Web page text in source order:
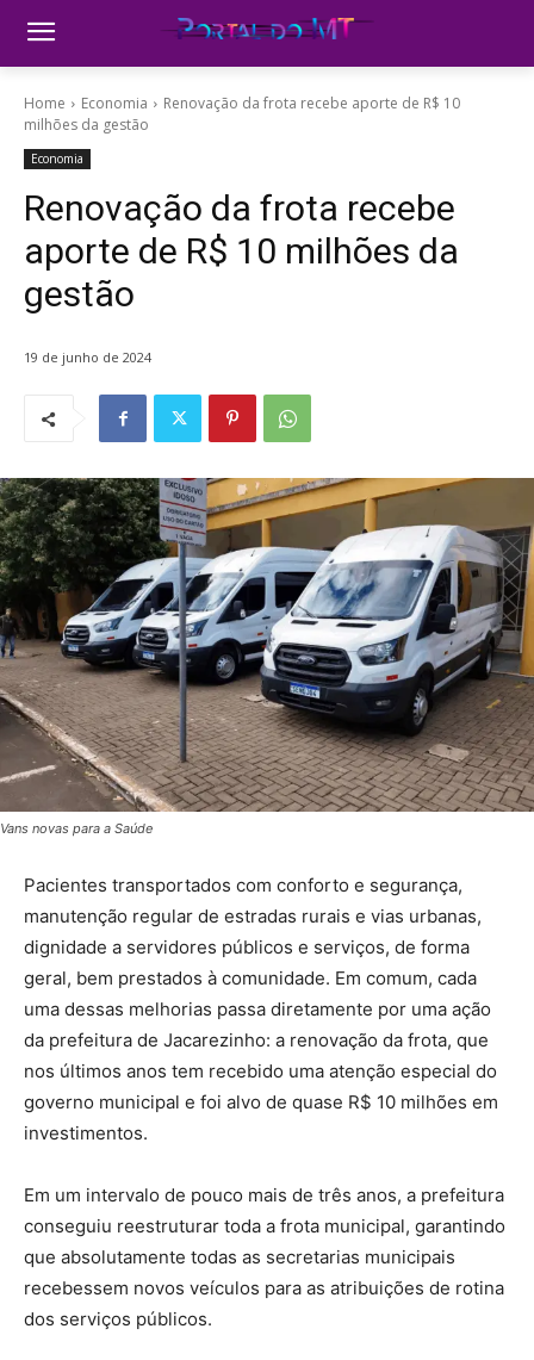
Home Economia
Renovação da frota recebe aporte de R$ 10
milhões da gestão
Economia
Renovação da frota recebe
aporte de R$ 10 milhões da
gestão
19 de junho de 2024
Vans novas para a Saúde
Pacientes transportados com conforto e segurança,
manutenção regular de estradas rurais e vias urbanas,
dignidade a servidores públicos e serviços, de forma
geral, bem prestados à comunidade. Em comum, cada
uma dessas melhorias passa diretamente por uma ação
da prefeitura de Jacarezinho: a renovação da frota, que
nos últimos anos tem recebido uma atenção especial do
governo municipal e foi alvo de quase R$ 10 milhões em
investimentos.
Em um intervalo de pouco mais de três anos, a prefeitura
conseguiu reestruturar toda a frota municipal, garantindo
que absolutamente todas as secretarias municipais
recebessem novos veículos para as atribuições de rotina
dos serviços públicos.